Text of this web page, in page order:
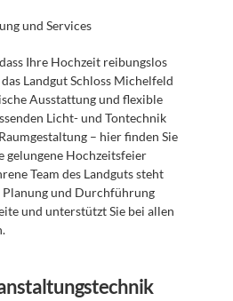
und Services
Ihre Hochzeit reibungslos
Landgut Schloss Michelfeld
Ausstattung und flexible
Licht- und Tontechnik
– hier finden Sie
gelungene Hochzeitsfeier
Team des Landguts steht
Planung und Durchführung
und unterstützt Sie bei allen